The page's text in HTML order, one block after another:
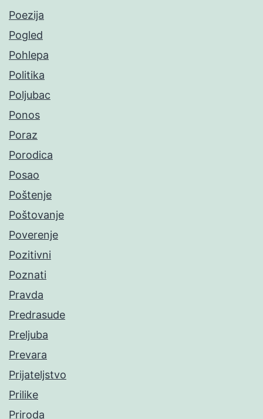
Poezija
Pogled
Pohlepa
Politika
Poljubac
Ponos
Poraz
Porodica
Posao
Poštenje
Poštovanje
Poverenje
Pozitivni
Poznati
Pravda
Predrasude
Preljuba
Prevara
Prijateljstvo
Prilike
Priroda